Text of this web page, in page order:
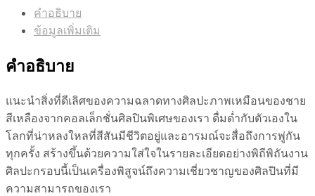
คำอธิบาย
ข้อมูลเพิ่มเติม
คำอธิบาย
แนะนำสิ่งที่ดีเลิศของความฉลาดทางศิลปะภาพเหมือนของชาย
สีเหลืองจากคอลเล็กชั่นศิลปินพิเศษของเรา ดื่มด่ำกับตัวเองใน
โลกที่น่าหลงใหลที่สีสันมีชีวิตอยู่และอารมณ์จะสื่อถึงการพู่กัน
ทุกครั้ง สร้างขึ้นด้วยความใส่ใจในรายละเอียดอย่างพิถีพิถันงาน
ศิลปะกรอบนี้เป็นเครื่องพิสูจน์ถึงความเชี่ยวชาญของศิลปินที่มี
ความสามารถของเรา